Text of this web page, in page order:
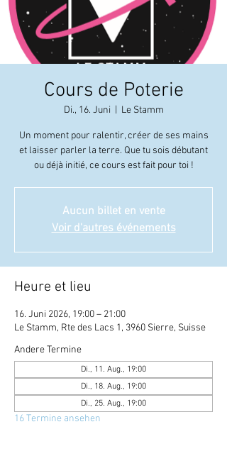
Cours de Poterie
Di., 16. Juni Le Stamm
Un moment pour ralentir, créer de ses mains
et laisser parler la terre. Que tu sois débutant
ou déjà initié, ce cours est fait pour toi !
Aucun billet en vente
Voir d'autres événements
Heure et lieu
16. Juni 2026, 19:00 – 21:00
Le Stamm, Rte des Lacs 1, 3960 Sierre, Suisse
Andere Termine
Di., 11. Aug., 19:00
Di., 18. Aug., 19:00
Di., 25. Aug., 19:00
16 Termine ansehen